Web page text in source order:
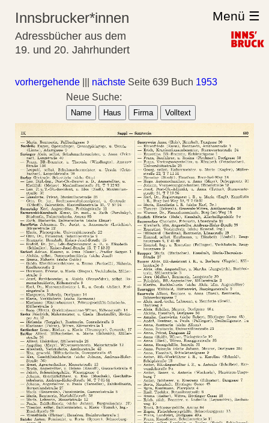
Innsbrucker*innen
Adressbücher aus dem
19. und 20. Jahrhundert
Menü ☰
vorhergehende nächste Seite 639 Buch 1953
Neue Suche:
Name Haus Firma Volltext